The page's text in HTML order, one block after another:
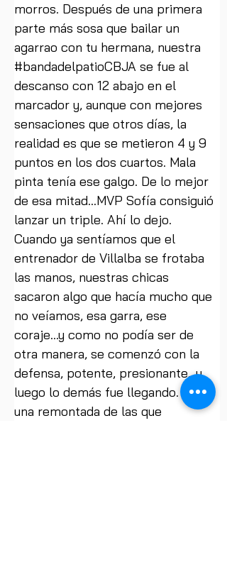
morros. Después de una primera
parte más sosa que bailar un
agarrao con tu hermana, nuestra
#bandadelpatioCBJA se fue al
descanso con 12 abajo en el
marcador y, aunque con mejores
sensaciones que otros días, la
realidad es que se metieron 4 y 9
puntos en los dos cuartos. Mala
pinta tenía ese galgo. De lo mejor
de esa mitad...MVP Sofía consiguió
lanzar un triple. Ahí lo dejo.
Cuando ya sentíamos que el
entrenador de Villalba se frotaba
las manos, nuestras chicas
sacaron algo que hacía mucho que
no veíamos, esa garra, ese
coraje...y como no podía ser de
otra manera, se comenzó con la
defensa, potente, presionante...y
luego lo demás fue llegando. Fue
una remontada de las que